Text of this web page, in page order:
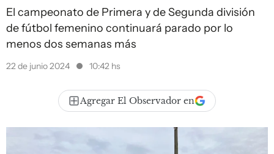
El campeonato de Primera y de Segunda división
de fútbol femenino continuará parado por lo
menos dos semanas más
22 de junio 2024 10:42 hs
Agregar El Observador en